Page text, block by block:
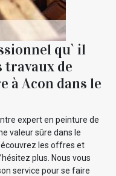
qu` il
travaux de
à Acon dans le
expert en peinture de
valeur sûre dans le
les offres et
plus. Nous vous
service pour se faire